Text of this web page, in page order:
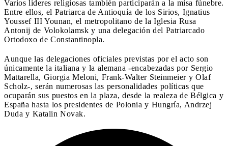
Varios líderes religiosas también participarán a la misa fúnebre.
Entre ellos, el Patriarca de Antioquía de los Sirios, Ignatius
Youssef III Younan, el metropolitano de la Iglesia Rusa
Antonij de Volokolamsk y una delegación del Patriarcado
Ortodoxo de Constantinopla.
Aunque las delegaciones oficiales previstas por el acto son
únicamente la italiana y la alemana -encabezadas por Sergio
Mattarella, Giorgia Meloni, Frank-Walter Steinmeier y Olaf
Scholz-, serán numerosas las personalidades políticas que
ocuparán sus puestos en la plaza, desde la realeza de Bélgica y
España hasta los presidentes de Polonia y Hungría, Andrzej
Duda y Katalin Novak.